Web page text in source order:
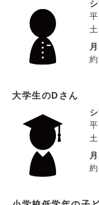
大学生のDさん